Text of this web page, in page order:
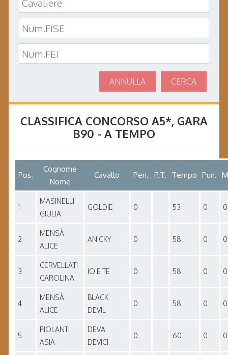
CERCA
ANNULLA
CLASSIFICA CONCORSO A5*, GARA
B90 - A TEMPO
Pos.
Cognome
Nome
Cavallo Pen. P.T. Tempo Pun.
1
MASINELLI
GIULIA
GOLDIE 0 53 0 0
2
MENSÀ
ALICE
ANICKY 0 58 0 0
3
CERVELLATI
CAROLINA
IO E TE 0 58 0 0
4
MENSÀ
ALICE
BLACK
DEVIL
0 58 0 0
5
PIOLANTI
ASIA
DEVA
DEVICI
0 60 0 0